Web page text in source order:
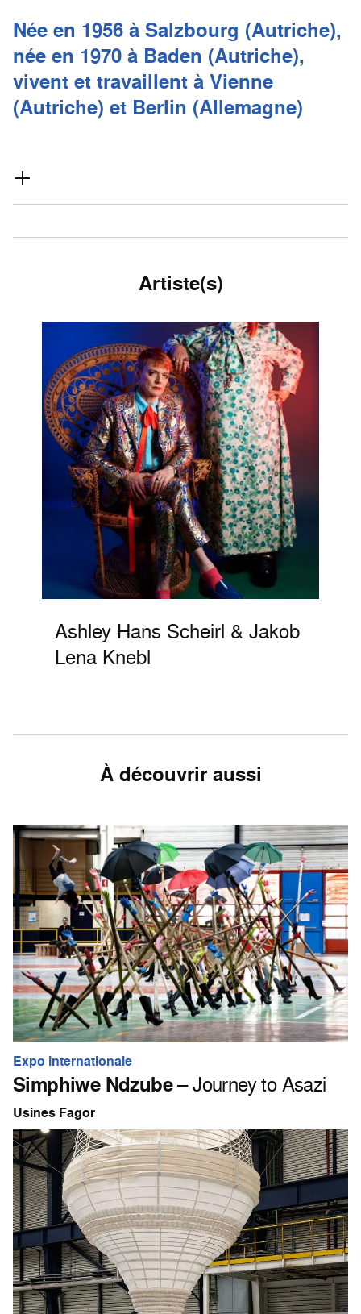
Née en 1956 à Salzbourg (Autriche),
née en 1970 à Baden (Autriche),
vivent et travaillent à Vienne
(Autriche) et Berlin (Allemagne)
Artiste(s)
Ashley Hans Scheirl & Jakob
Lena Knebl
À découvrir aussi
Expo internationale
Simphiwe Ndzube– Journey to Asazi
Usines Fagor